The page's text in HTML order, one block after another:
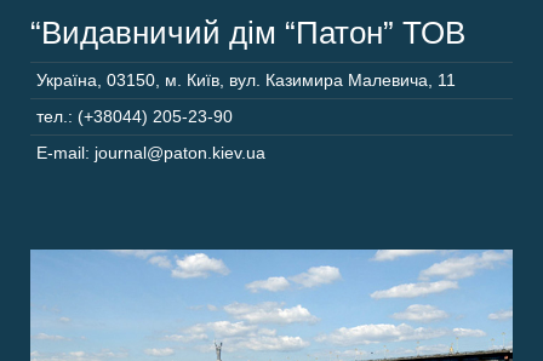
“Видавничий дім “Патон” ТОВ
Україна, 03150, м. Київ, вул. Казимира Малевича, 11
тел.: (+38044) 205-23-90
E-mail: journal@paton.kiev.ua